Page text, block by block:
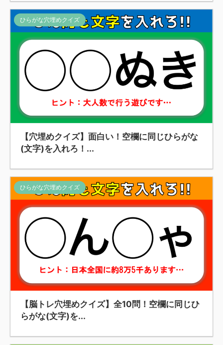
ひらがな穴埋めクイズ
【穴埋めクイズ】面白い！空欄に同じひらがな
(文字)を入れろ！...
ひらがな穴埋めクイズ
【脳トレ穴埋めクイズ】全10問！空欄に同じひ
らがな(文字)を...